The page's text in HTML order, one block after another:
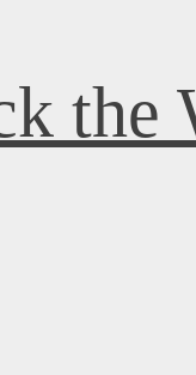
the